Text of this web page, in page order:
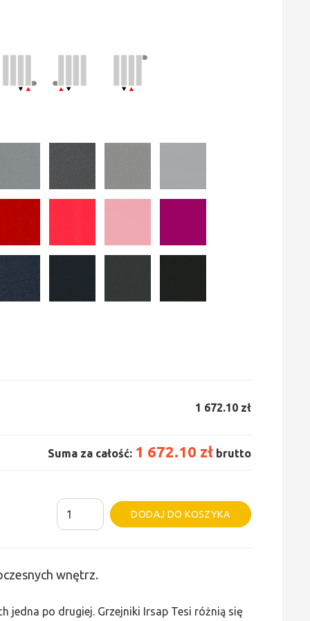
1 672.10 zł
Suma za całość: 1 672.10 zł brutto
ilość
Grzejnik
DODAJ DO KOSZYKA
Alternative:
wnętrz.
jedna po drugiej. Grzejniki Irsap Tesi różnią się